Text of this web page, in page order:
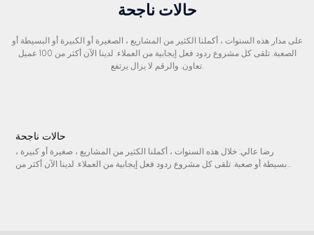
حالات ناجحة
على مدار هذه السنوات ، أكملنا الكثير من المشاريع ، الصغيرة أو الكبيرة أو البسيطة أو
الصعبة. تلقى كل مشروع ردود فعل إيجابية من العملاء. لدينا الآن أكثر من 100 عميل
تعاون. والرقم لا يزال يرتفع.
حالات ناجحة
رضا عالي: خلال هذه السنوات ، أكملنا الكثير من المشاريع ، صغيرة أو كبيرة ،
بسيطة أو صعبة. تلقى كل مشروع ردود فعل إيجابية من العملاء. لدينا الآن أكثر من